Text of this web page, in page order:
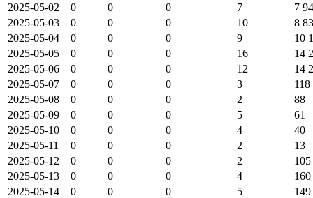
2025-05-02
0 0 0 7
7
2025-05-03
0 0 0 10
8
2025-05-04
0 0 0 9
10
2025-05-05
0 0 0 16
14
2025-05-06
0 0 0 12
14
2025-05-07
0 0 0 3
118
2025-05-08
0 0 0 2
88
2025-05-09
0 0 0 5
61
2025-05-10
0 0 0 4
40
2025-05-11
0 0 0 2
13
2025-05-12
0 0 0 2
105
2025-05-13
0 0 0 4
160
2025-05-14
0 0 0 5
149